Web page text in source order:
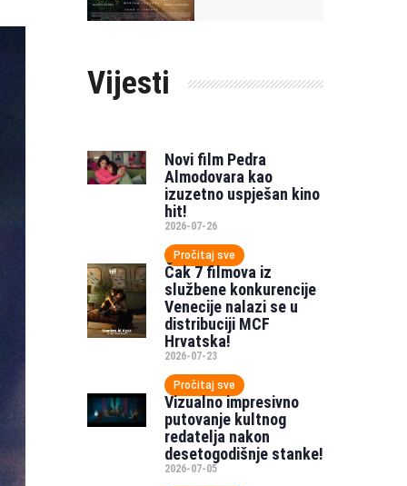
Vijesti
Novi film Pedra
Almodovara kao
izuzetno uspješan kino
hit!
2026-07-26
Pročitaj sve
Čak 7 filmova iz
službene konkurencije
Venecije nalazi se u
distribuciji MCF
Hrvatska!
2026-07-23
Pročitaj sve
Vizualno impresivno
putovanje kultnog
redatelja nakon
desetogodišnje stanke!
2026-07-05